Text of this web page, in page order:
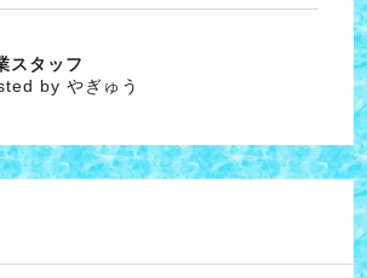
スタッフ
by やぎゅう